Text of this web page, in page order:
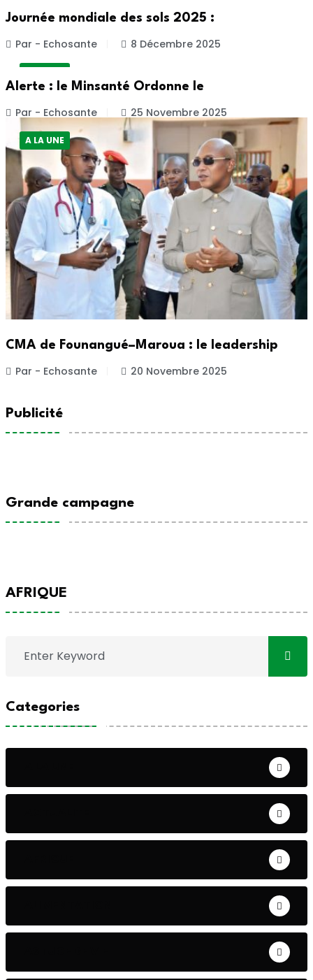
Journée mondiale des sols 2025 :
Par - Echosante 8 Décembre 2025
Alerte : le Minsanté Ordonne le
Par - Echosante 25 Novembre 2025
A LA UNE
CMA de Founangué–Maroua : le leadership
Par - Echosante 20 Novembre 2025
Publicité
Grande campagne
AFRIQUE
Categories